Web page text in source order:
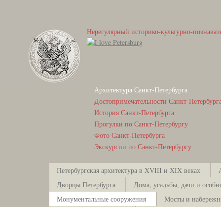
Нерегулярный историко-культурно-
Архитектура Санкт-Петербурга
Достопримечательности Санкт-
История Санкт-Петербурга
Прогулки по Санкт-Петербургу
Фото Санкт-Петербурга
Экскурсии по Санкт-Петербургу
Петербургская архитектура в XVIII и XIX веках
Дворцы Петербурга
Дома, усадьбы, дачи и
Монументальные сооружения
Мосты и